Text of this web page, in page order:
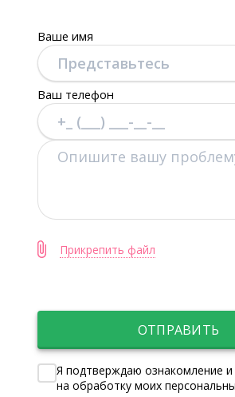
Ваше имя
Ваш телефон
Прикрепить файл
ОТПРАВИТЬ
Я подтверждаю ознакомление
на обработку моих